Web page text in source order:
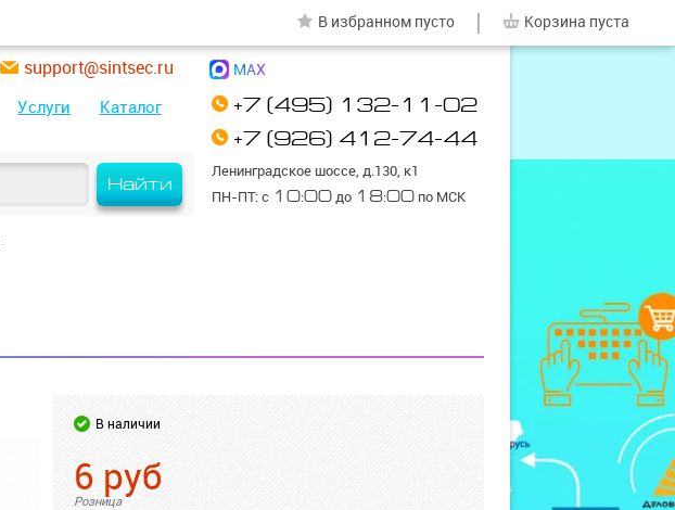
Найти
Услуги Каталог
+7 (495) 132-11-02
+7 (926) 412-74-44
Ленинградское шоссе, д.130, к1
ПН-ПТ: с 10:00 до 18:00 по МСК
support@sintsec.ru MAX
В избранном пусто Корзина пуста
В наличии
6 руб
Розница